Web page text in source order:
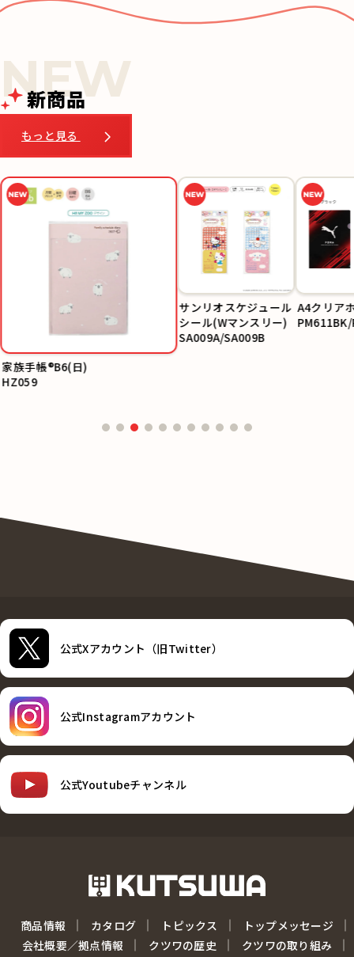
新商品
もっと見る
家族手帳®B6(日)
HZ059
サンリオスケジュール
シール(Wマンスリー)
SA009A/SA009B
A4クリア
公式Xアカウント（旧Twitter）
公式Instagramアカウント
公式Youtubeチャンネル
商品情報 カタログ トピックス
トップメッセージ
会社概要／拠点情報
クツワの歴史
クツワの取り組み